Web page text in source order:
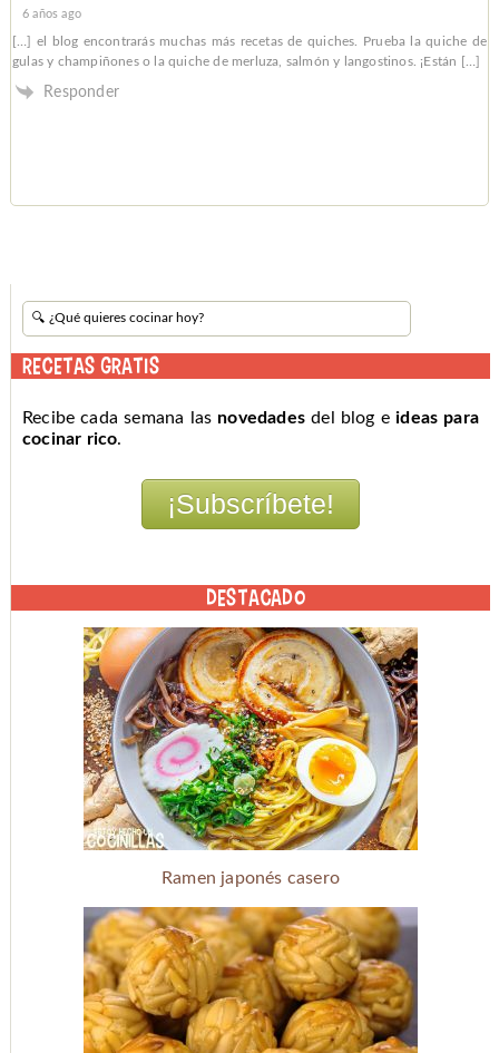
6 años ago
[…] el blog encontrarás muchas más recetas de quiches. Prueba la quiche de
gulas y champiñones o la quiche de merluza, salmón y langostinos. ¡Están […]
Responder
RECETAS GRATIS
Recibe cada semana las novedades del blog eideas para
cocinar rico.
DESTACADO
Ramen japonés casero